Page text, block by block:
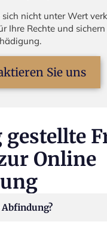
sich nicht unter Wert
Ihre Rechte und
Sie uns
Online
Abfindung?